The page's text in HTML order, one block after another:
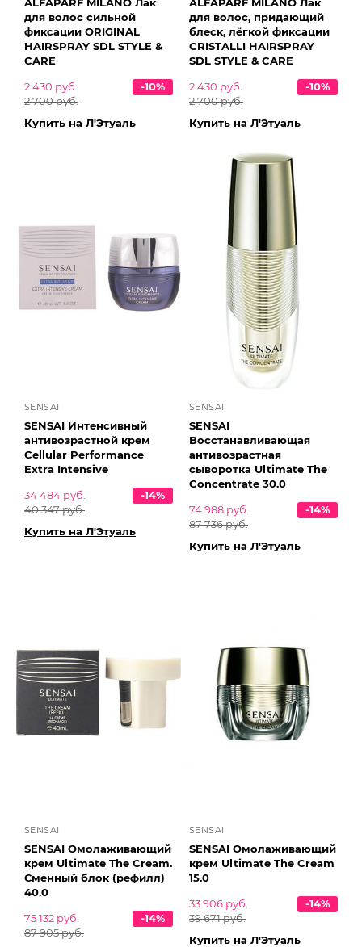
для волос сильной
фиксации ORIGINAL
HAIRSPRAY SDL STYLE &
CARE
2 430 руб.
2 700 руб.
-10%
Купить на Л'Этуаль
для волос, придающий
блеск, лёгкой фиксации
CRISTALLI HAIRSPRAY
SDL STYLE & CARE
2 430 руб.
2 700 руб.
-10%
Купить на Л'Этуаль
SENSAI
SENSAI Интенсивный
антивозрастной крем
Cellular Performance
Extra Intensive
34 484 руб.
40 347 руб.
-14%
Купить на Л'Этуаль
SENSAI
SENSAI
Восстанавливающая
антивозрастная
сыворотка Ultimate The
Concentrate 30.0
74 988 руб.
87 736 руб.
-14%
Купить на Л'Этуаль
SENSAI
SENSAI Омолаживающий
крем Ultimate The Cream.
Сменный блок (рефилл)
40.0
75 132 руб.
87 905 руб.
-14%
SENSAI
SENSAI Омолаживающий
крем Ultimate The Cream
15.0
33 906 руб.
39 671 руб.
-14%
Купить на Л'Этуаль